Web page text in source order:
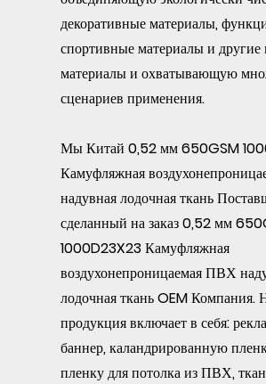
декоративные материалы,
спортивные материалы и другие
материалы и охватывающую
сценариев применения.
МыКитай 0,52 мм 650GSM
Камуфляжная
надувная лодочная ткань
сделанный на заказ 0,52 мм
1000D23X23 Камуфляжная
воздухонепроницаемая ПВХ
лодочная ткань OEM Компания.
продукция включает в себя:
баннер, каландрированную
пленку для потолка из ПВХ,